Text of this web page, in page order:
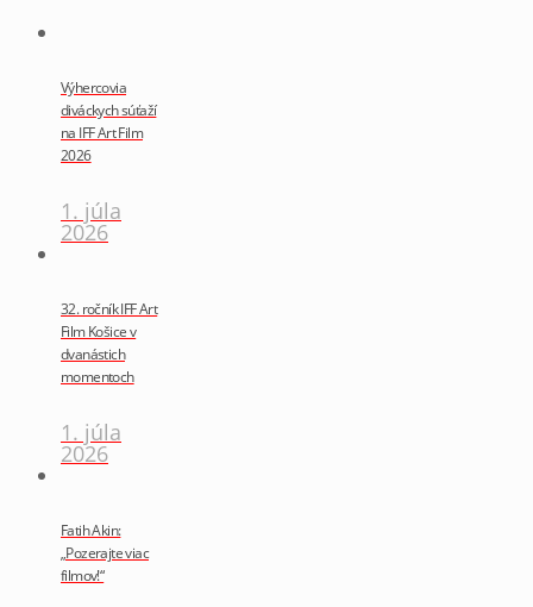
Výhercovia
diváckych súťaží
na IFF Art Film
2026
1. júla
2026
32. ročník IFF Art
Film Košice v
dvanástich
momentoch
1. júla
2026
Fatih Akin:
„Pozerajte viac
filmov!“